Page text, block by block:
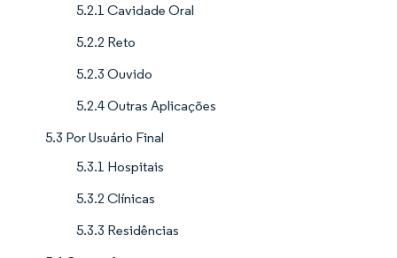
5.2.1 Cavidade Oral
5.2.2 Reto
5.2.3 Ouvido
5.2.4 Outras Aplicações
5.3 Por Usuário Final
5.3.1 Hospitais
5.3.2 Clínicas
5.3.3 Residências